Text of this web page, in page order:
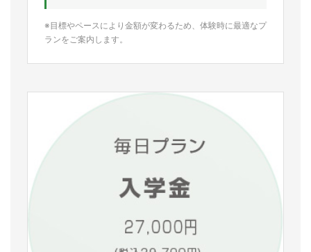
※目標やペースにより金額が変わるため、体験時に最適なプ
ランをご案内します。